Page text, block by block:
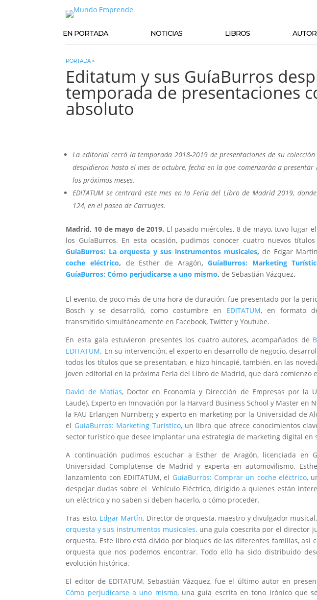
EN PORTADA NOTICIAS LIBROS
PORTADA»
Editatum y sus GuíaBurros
temporada de presentaciones
absoluto
La editorial cerró la temporada 2018-2019 de presentaciones de su
despidieron hasta el mes de octubre, fecha en la que comenzarán a
los próximos meses.
EDITATUM se centrará este mes en la Feria del Libro de Madrid 2019,
124, en el paseo de Carruajes.
Madrid, 10 de mayo de 2019. El pasado miércoles, 8 de mayo, tuvo lugar
los GuíaBurros. En esta ocasión, pudimos conocer cuatro nuevos
GuíaBurros: La orquesta y sus instrumentos musicales,de Edgar
coche eléctrico, de Esther de Aragón,GuíaBurros: Marketing
GuíaBurros: Cómo perjudicarse a uno mismo,de Sebastián Vázquez.
El evento, de poco más de una hora de duración, fue presentado por la
Bosch y se desarrolló, como costumbre en EDITATUM, en formato
transmitido simultáneamente en Facebook, Twitter y Youtube.
En esta gala estuvieron presentes los cuatro autores, acompañados de
EDITATUM. En su intervención, el experto en desarrollo de negocio,
todos los títulos que se presentaban, e hizo hincapié, también, en las
joven editorial en la próxima Feria del Libro de Madrid, que dará comienzo
David de Matías, Doctor en Economía y Dirección de Empresas por la
Laude), Experto en Innovación por la Harvard Business School y Master en
la FAU Erlangen Nürnberg y experto en marketing por la Universidad de
el GuíaBurros: Marketing Turístico, un libro que ofrece conocimientos
sector turístico que desee implantar una estrategia de marketing digital en
A continuación pudimos escuchar a Esther de Aragón, licenciada en
Universidad Complutense de Madrid y experta en automovilismo.
lanzamiento con EDIITATUM, el GuíaBurros: Comprar un coche eléctrico,
despejar dudas sobre el Vehículo Eléctrico, dirigido a quienes están
un eléctrico y no saben si deben hacerlo, o cómo proceder.
Tras esto, Edgar Martín, Director de orquesta, maestro y divulgador
orquesta y sus instrumentos musicales, una guía coescrita por el director
orquesta. Este libro está divido por bloques de las diferentes familias, así
orquesta que nos podemos encontrar. Todo ello ha sido distribuido
evolución histórica.
El editor de EDITATUM, Sebastián Vázquez, fue el último autor en
Cómo perjudicarse a uno mismo, una guía escrita en tono irónico que